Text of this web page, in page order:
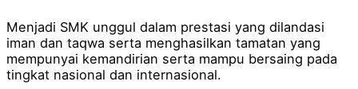
Menjadi SMK unggul dalam prestasi yang dilandasi
iman dan taqwa serta menghasilkan tamatan yang
mempunyai kemandirian serta mampu bersaing pada
tingkat nasional dan internasional.